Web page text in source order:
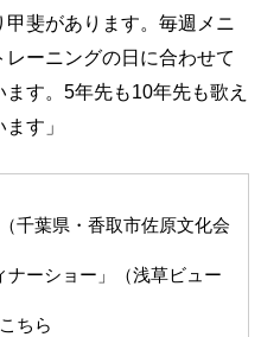
斐があります。毎週メニ
ーニングの日に合わせて
す。5年先も10年先も歌え
す」
千葉県・香取市佐原文化会
ナーショー」（浅草ビュー
ちら